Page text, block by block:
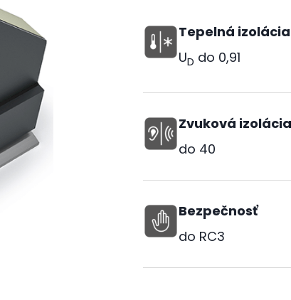
Tepelná izolácia
UD do 0,91
Zvuková izolácia
do 40
Bezpečnosť
do RC3